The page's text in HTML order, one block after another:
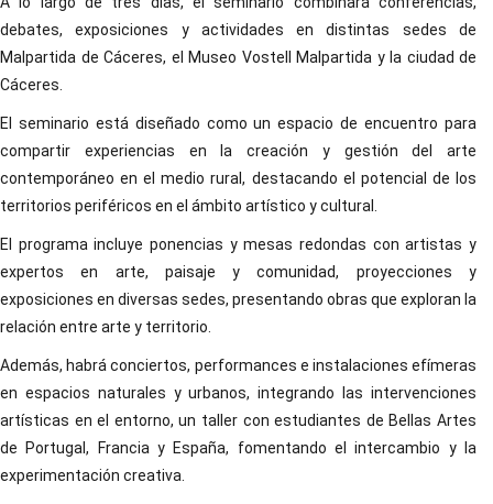
debates, exposiciones y actividades en distintas sedes de
Malpartida de Cáceres, el Museo Vostell Malpartida y la ciudad de
Cáceres.
El seminario está diseñado como un espacio de encuentro para
compartir experiencias en la creación y gestión del arte
contemporáneo en el medio rural, destacando el potencial de los
territorios periféricos en el ámbito artístico y cultural.
El programa incluye ponencias y mesas redondas con artistas y
expertos en arte, paisaje y comunidad, proyecciones y
exposiciones en diversas sedes, presentando obras que exploran la
relación entre arte y territorio.
Además, habrá conciertos, performances e instalaciones efímeras
en espacios naturales y urbanos, integrando las intervenciones
artísticas en el entorno, un taller con estudiantes de Bellas Artes
de Portugal, Francia y España, fomentando el intercambio y la
experimentación creativa.